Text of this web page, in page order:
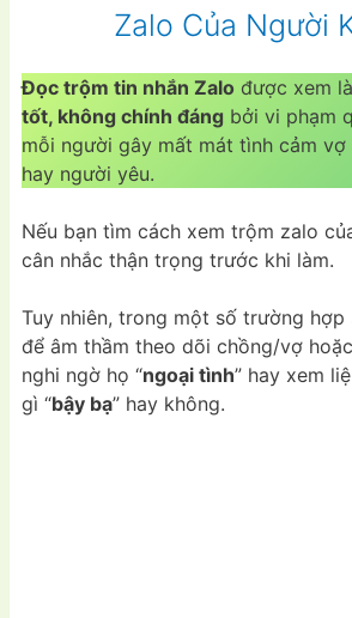
Zalo Của Người
Đọc trộm tin nhắn Zalo được xem
tốt, không chính đáng bởi vi phạm
mỗi người gây mất mát tình cảm vợ
hay người yêu.
Nếu bạn tìm cách xem trộm zalo
cân nhắc thận trọng trước khi làm.
Tuy nhiên, trong một số trường hợp
để âm thầm theo dõi chồng/vợ
nghi ngờ họ “ngoại tình” hay xem
gì “bậy bạ” hay không.